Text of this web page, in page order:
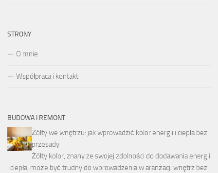
STRONY
O mnie
Współpraca i kontakt
BUDOWA I REMONT
Żółty we wnętrzu: jak wprowadzić kolor energii i ciepła bez
przesady
Żółty kolor, znany ze swojej zdolności do dodawania energii
i ciepła, może być trudny do wprowadzenia w aranżacji wnętrz bez